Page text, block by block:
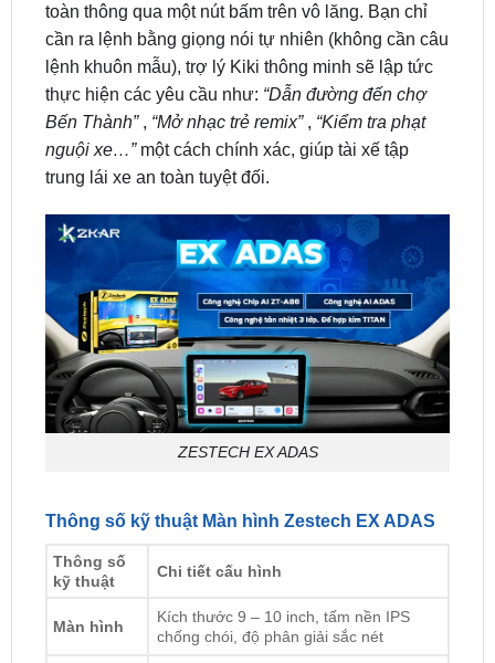
lệnh khuôn mẫu), trợ lý Kiki thông minh sẽ lập tức
thực hiện các yêu cầu như:“Dẫn đường đến chợ
Bến Thành”,“Mở nhạc trẻ remix”,“Kiểm tra phạt
nguội xe…”một cách chính xác, giúp tài xế tập
trung lái xe an toàn tuyệt đối.
ZESTECH EX ADAS
Thông số kỹ thuật Màn hình Zestech EX ADAS
kỹ thuật
Chi tiết cấu hình
Màn hình
chống chói, độ phân giải sắc nét
Hệ điều
hành
Android thế hệ mới, giao diện cá nhân
hóa mượt mà